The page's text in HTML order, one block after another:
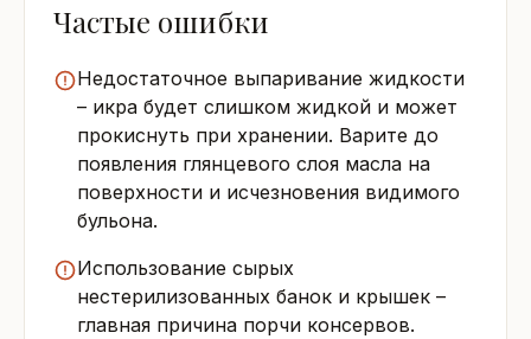
Частые ошибки
Недостаточное выпаривание жидкости
– икра будет слишком жидкой и может
прокиснуть при хранении. Варите до
появления глянцевого слоя масла на
поверхности и исчезновения видимого
бульона.
Использование сырых
нестерилизованных банок и крышек –
главная причина порчи консервов.